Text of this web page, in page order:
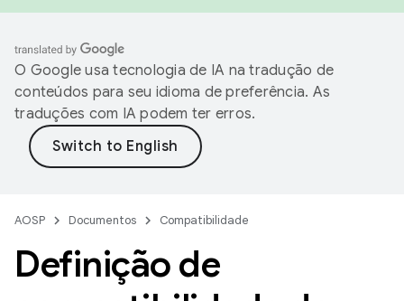
O Google usa tecnologia de IA na tradução de
conteúdos para seu idioma de preferência. As
traduções com IA podem ter erros.
AOSP Documentos Compatibilidade
Definição de